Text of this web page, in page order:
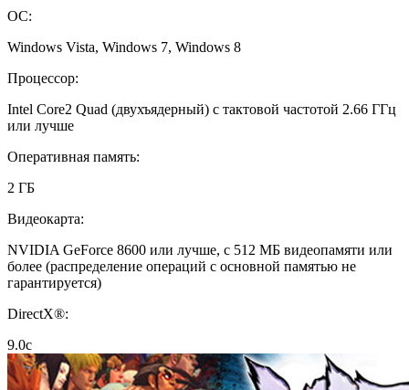
ОС:
Windows Vista, Windows 7, Windows 8
Процессор:
Intel Core2 Quad (двухъядерный) с тактовой частотой 2.66 ГГц
или лучше
Оперативная память:
2 ГБ
Видеокарта:
NVIDIA GeForce 8600 или лучше, с 512 МБ видеопамяти или
более (распределение операций с основной памятью не
гарантируется)
DirectX®:
9.0c